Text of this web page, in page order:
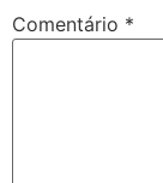
Comentário *